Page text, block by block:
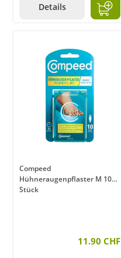
Details
Compeed
Hühneraugenpflaster M 10
Stück
11.90 CHF